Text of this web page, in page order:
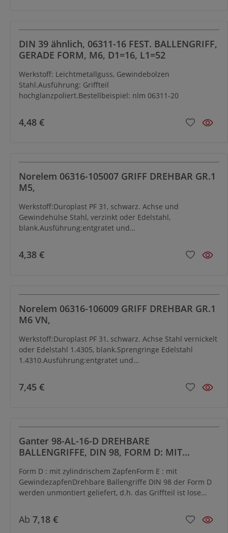
DIN 39 ähnlich, 06311-16 FEST. BALLENGRIFF,
GERADE FORM, M6, D1=16, L1=52
Werkstoff: Leichtmetallguss, Gewindebolzen
Stahl.Ausführung: Griffteil
hochglanzpoliert.Bestellbeispiel: nlm 06311-20
4,48 €
Norelem 06316-105007 GRIFF DREHBAR GR.1
M5,
Werkstoff:Duroplast PF 31, schwarz. Achse und
Gewindehülse Stahl, verzinkt oder Edelstahl,
blank.Ausführung:entgratet und
105007Hinweis:Zur Montage Achse ausschrauben.
4,38 €
Norelem 06316-106009 GRIFF DREHBAR GR.1
M6 VN,
Werkstoff:Duroplast PF 31, schwarz. Achse Stahl vernickelt
oder Edelstahl 1.4305, blank.Sprengringe Edelstahl
1.4310.Ausführung:entgratet und
106009Hinweis:Die Griffe passen zu den
Scheibenhandrädern mit drehbarem Griff 06287.
7,45 €
Ganter 98-AL-16-D DREHBARE
BALLENGRIFFE, DIN 98, FORM D: MIT
Form D : mit zylindrischem ZapfenForm E : mit
GewindezapfenDrehbare Ballengriffe DIN 98 der Form D
werden unmontiert geliefert, d.h. das Griffteil ist lose
eingepresst bzw. vernietet werden. Durch leichte Schläge
mit einem Schonhammer in Achsrichtung wird das
Ab 7,18 €